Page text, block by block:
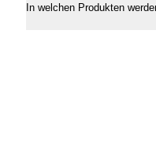
In welchen Produkten